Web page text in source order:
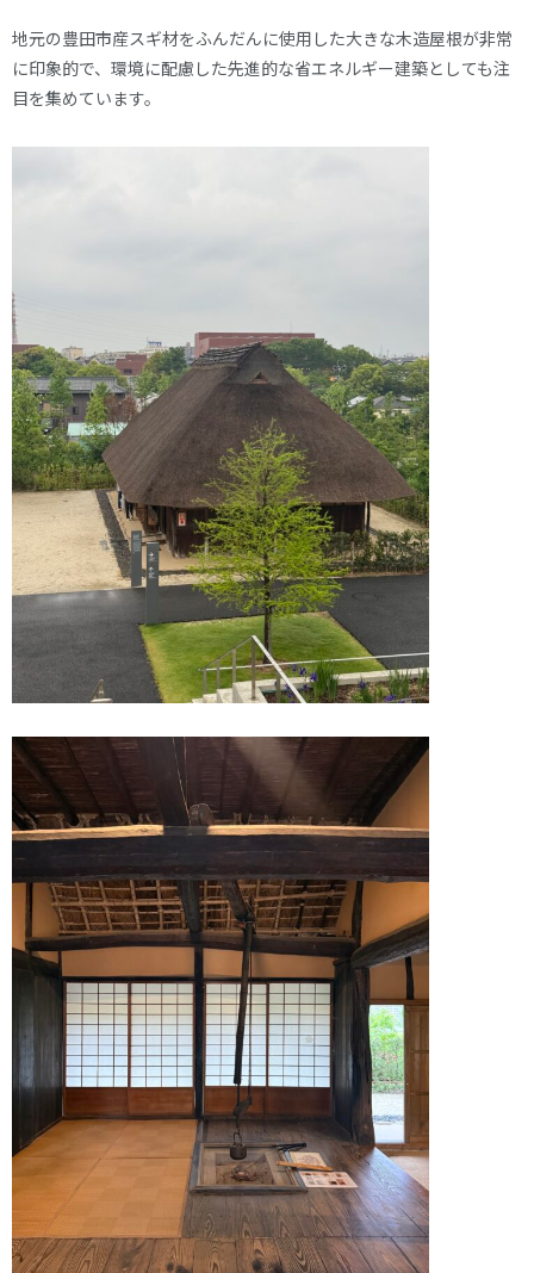
地元の豊田市産スギ材をふんだんに使用した大きな木造屋根が非常
に印象的で、環境に配慮した先進的な省エネルギー建築としても注
目を集めています。